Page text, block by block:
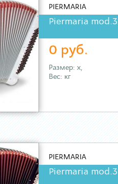
PIERMARIA
Piermaria
0 руб.
Размер: х,
Вес: кг
PIERMARIA
Piermaria